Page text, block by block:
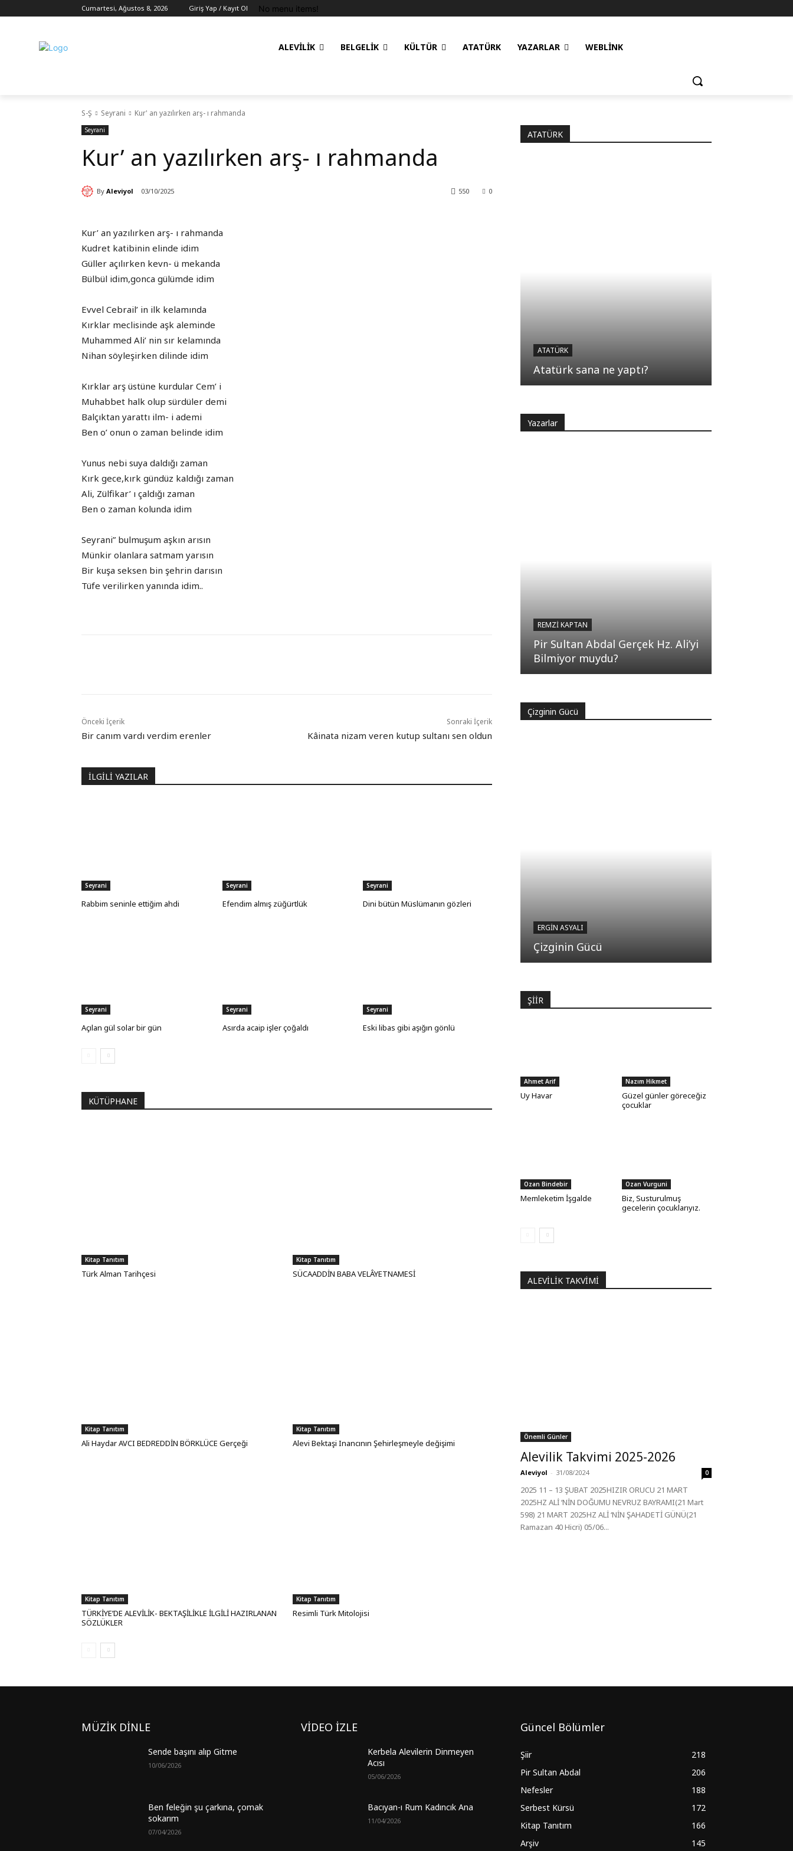
Cumartesi, Ağustos 8, 2026 Giriş Yap / Kayıt Ol No menu items!
ALEVILIK BELGELIK KÜLTÜR ATATÜRK YAZARLAR WEBLINK
S-Ş Seyrani Kur' an yazılırken arş- ı rahmanda
Seyrani
Kur’ an yazılırken arş- ı rahmanda
By Aleviyol 03/10/2025 0
550
Kur’ an yazılırken arş- ı rahmanda
Kudret katibinin elinde idim
Güller açılırken kevn- ü mekanda
Bülbül idim,gonca gülümde idim
Evvel Cebrail’ in ilk kelamında
Kırklar meclisinde aşk aleminde
Muhammed Ali’ nin sır kelamında
Nihan söyleşirken dilinde idim
Kırklar arş üstüne kurdular Cem’ i
Muhabbet halk olup sürdüler demi
Balçıktan yarattı ilm- i ademi
Ben o’ onun o zaman belinde idim
Yunus nebi suya daldığı zaman
Kırk gece,kırk gündüz kaldığı zaman
Ali, Zülfikar’ ı çaldığı zaman
Ben o zaman kolunda idim
Seyrani” bulmuşum aşkın arısın
Münkir olanlara satmam yarısın
Bir kuşa seksen bin şehrin darısın
Tüfe verilirken yanında idim..
Önceki İçerik
Bir canım vardı verdim erenler
Sonraki İçerik
Kâinata nizam veren kutup sultanı sen oldun
İLGİLİ YAZILAR
Seyrani
Rabbim seninle ettiğim ahdi
Seyrani
Efendim almış züğürtlük
Seyrani
Dini bütün Müslümanın gözleri
Seyrani
Açılan gül solar bir gün
Seyrani
Asırda acaip işler çoğaldı
Seyrani
Eski libas gibi aşığın gönlü
KÜTÜPHANE
Kitap Tanıtım
Türk Alman Tarihçesi
Kitap Tanıtım
SÜCAADDİN BABA VELÂYETNAMESİ
Kitap Tanıtım
Ali Haydar AVCI BEDREDDİN BÖRKLÜCE Gerçeği
Kitap Tanıtım
Alevi Bektaşi Inancının Şehirleşmeyle değişimi
Kitap Tanıtım
TÜRKİYE’DE ALEVİLİK- BEKTAŞİLİKLE İLGİLİ HAZIRLANAN
SÖZLÜKLER
Kitap Tanıtım
Resimli Türk Mitolojisi
ATATÜRK
ATATÜRK
Atatürk sana ne yaptı?
Yazarlar
REMZI KAPTAN
Pir Sultan Abdal Gerçek Hz. Ali’yi
Bilmiyor muydu?
Çizginin Gücü
ERGIN ASYALI
Çizginin Gücü
ŞİİR
Ahmet Arif
Uy Havar
Nazım Hikmet
Güzel günler göreceğiz
çocuklar
Ozan Bindebir
Memleketim İşgalde
Ozan Vurguni
Biz, Susturulmuş
gecelerin çocuklarıyız.
ALEVILIK TAKVIMI
Önemli Günler
Alevilik Takvimi 2025-2026
Aleviyol - 31/08/2024 0
2025 11 – 13 ŞUBAT 2025HIZIR ORUCU 21 MART
2025HZ ALİ ‘NİN DOĞUMU NEVRUZ BAYRAMI(21 Mart
598) 21 MART 2025HZ ALİ ‘NİN ŞAHADETİ GÜNÜ(21
Ramazan 40 Hicri) 05/06...
MÜZİK DİNLE
Sende başını alıp Gitme
10/06/2026
Ben feleğin şu çarkına, çomak
sokarım
07/04/2026
VİDEO İZLE
Kerbela Alevilerin Dinmeyen
Acısı
05/06/2026
Bacıyan-ı Rum Kadıncık Ana
11/04/2026
Güncel Bölümler
Şiir
218
Pir Sultan Abdal
206
Nefesler
188
Serbest Kürsü
172
Kitap Tanıtım
166
Arşiv
145